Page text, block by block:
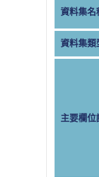
資料集名
資料集類
主要欄位